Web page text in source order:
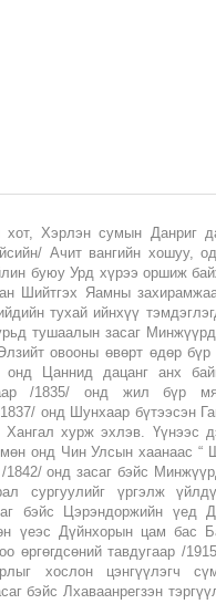
хот, Хэрлэн сумын Данриг
Ачит вангийн хошуу,
буюу Урд хүрээ оршиж
Шийтгэх Яамны
тухай ийнхүү
тушаалын засаг
овооны өвөрт өдөр
Цаннид дацанг анх
/1835/ онд жил бүр
онд Шунхаар бүтээсэн
Хангал хурж эхлэв. Үүнээс
онд Чин Улсын хаанаас “
/1842/ онд засаг бэйс
сургуулийг үргэлж
бэйс Цэрэндоржийн үед
үеэс Дүйнхорын цам бас
өргөгдсөний тавдугаар /
хослон цэнгүүлэгч
бэйс Лхаваанрегзэн